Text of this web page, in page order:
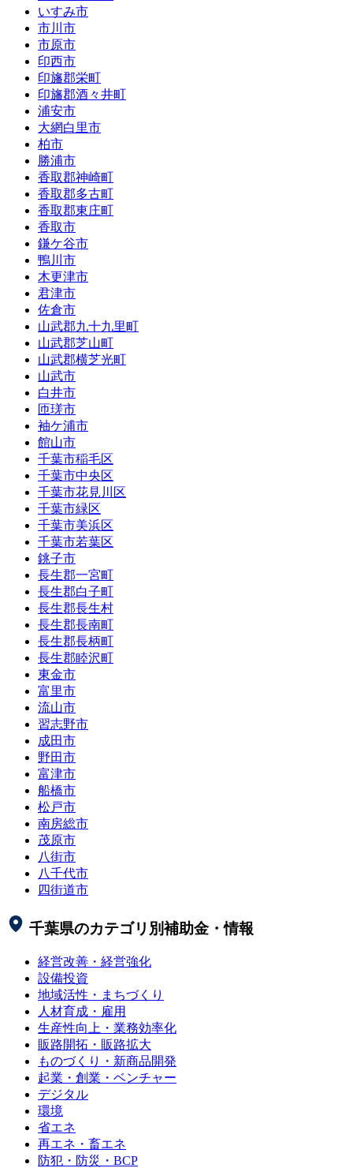
いすみ市
市川市
市原市
印西市
印旛郡栄町
印旛郡酒々井町
浦安市
大網白里市
柏市
勝浦市
香取郡神崎町
香取郡多古町
香取郡東庄町
香取市
鎌ケ谷市
鴨川市
木更津市
君津市
佐倉市
山武郡九十九里町
山武郡芝山町
山武郡横芝光町
山武市
白井市
匝瑳市
袖ケ浦市
館山市
千葉市稲毛区
千葉市中央区
千葉市花見川区
千葉市緑区
千葉市美浜区
千葉市若葉区
銚子市
長生郡一宮町
長生郡白子町
長生郡長生村
長生郡長南町
長生郡長柄町
長生郡睦沢町
東金市
富里市
流山市
習志野市
成田市
野田市
富津市
船橋市
松戸市
南房総市
茂原市
八街市
八千代市
四街道市
千葉県のカテゴリ別補助金・情報
経営改善・経営強化
設備投資
地域活性・まちづくり
人材育成・雇用
生産性向上・業務効率化
販路開拓・販路拡大
ものづくり・新商品開発
起業・創業・ベンチャー
デジタル
環境
省エネ
再エネ・畜エネ
防犯・防災・BCP